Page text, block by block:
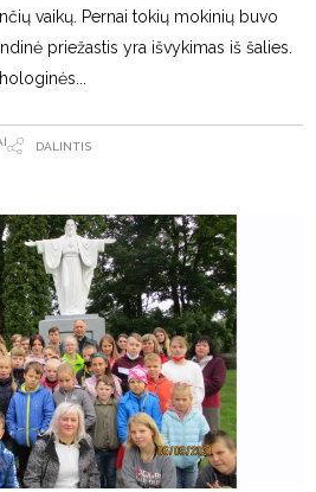
vaikų. Pernai tokių mokinių buvo
priežastis yra išvykimas iš šalies.
DALINTIS